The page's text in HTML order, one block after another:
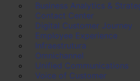
Business Analytics &
Contact Center
Digital Customer Journey
Employee Experience
Infraestrutura
Omnichannel
Unified Communications
Voice of Customer